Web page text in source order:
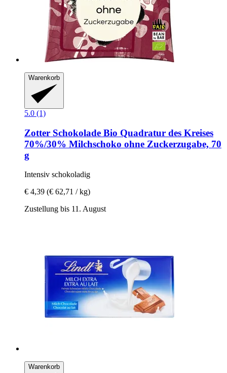
Warenkorb
5.0 (1)
Zotter Schokolade Bio Quadratur des Kreises
70%/30% Milchschoko ohne Zuckerzugabe, 70
g
Intensiv schokoladig
€ 4,39 (€ 62,71 / kg)
Zustellung bis 11. August
Warenkorb